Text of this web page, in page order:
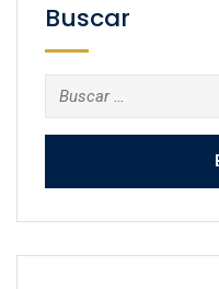
Buscar
Buscar: